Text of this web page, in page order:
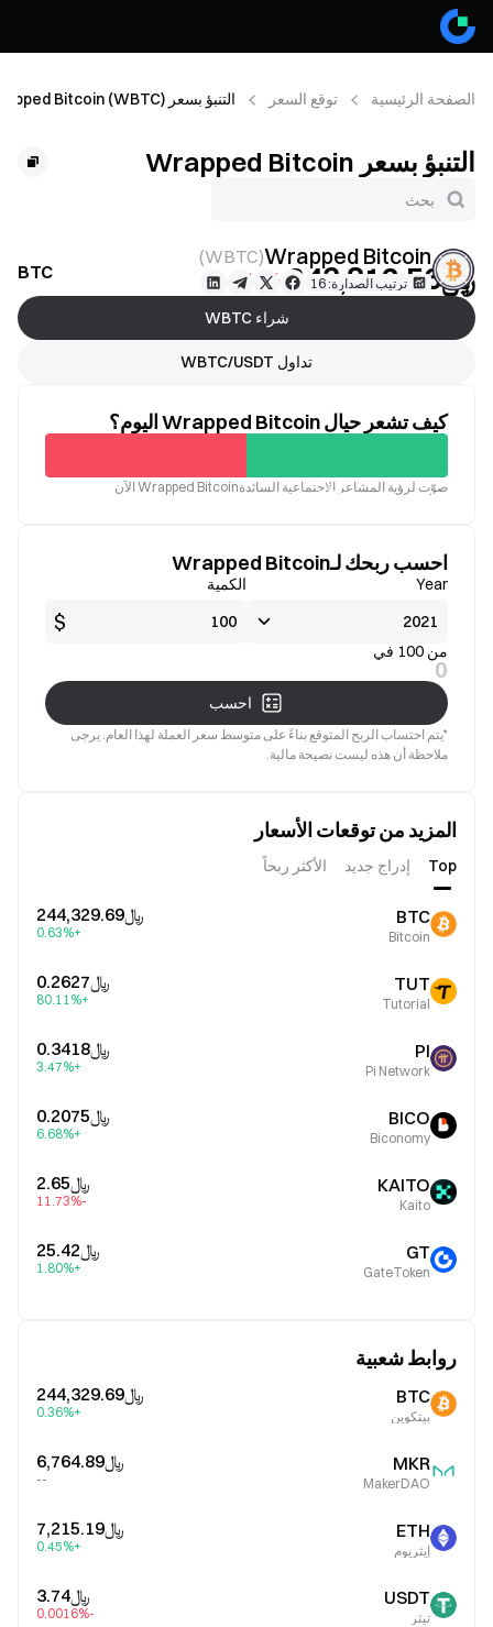
الصفحة الرئيسية توقع السعر التنبؤ بسعر Wrapped Bitcoin (WBTC)
التنبؤ بسعر Wrapped Bitcoin
(WBTC)
Wrapped Bitcoin
(
WBTC
)
ترتيب الصدارة: 16 WBTC توقع السعر ﷼‎243,812.56 -0.18%
شراء WBTC
تداول WBTC/USDT
كيف تشعر حيال Wrapped Bitcoin اليوم؟
جيدة
غير
صوّت لرؤية المشاعر الاجتماعية السائدةWrapped Bitcoin الآن
احسب ربحك لـWrapped Bitcoin
Year الكمية
$
من 100 في
0
احسب
*يتم احتساب الربح المتوقع بناءً على متوسط سعر العملة لهذا العام. يرجى
ملاحظة أن هذه ليست نصيحة مالية.
المزيد من توقعات الأسعار
Top إدراج جديد الأكثر ربحاً
BTC
Bitcoin
﷼‎244,329.69
+0.63%
TUT
Tutorial
﷼‎0.2627
+80.11%
PI
Pi Network
﷼‎0.3418
+3.47%
BICO
Biconomy
﷼‎0.2075
+6.68%
KAITO
Kaito
﷼‎2.65
-11.73%
GT
GateToken
﷼‎25.42
+1.80%
روابط شعبية
BTC
بيتكوين
﷼‎244,329.69
+0.36%
MKR
MakerDAO
﷼‎6,764.89
--
ETH
إيثريوم
﷼‎7,215.19
+0.45%
USDT
تيثر
﷼‎3.74
-0.0016%